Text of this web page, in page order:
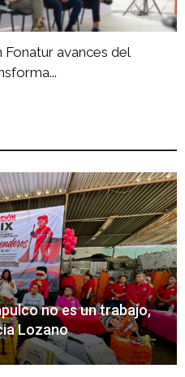
avances del
no es un trabajo,
Lozano